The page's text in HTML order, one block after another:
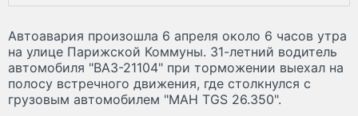
Автоавария произошла 6 апреля около 6 часов утра
на улице Парижской Коммуны. 31-летний водитель
автомобиля "ВАЗ-21104" при торможении выехал на
полосу встречного движения, где столкнулся с
грузовым автомобилем "МАН TGS 26.350".